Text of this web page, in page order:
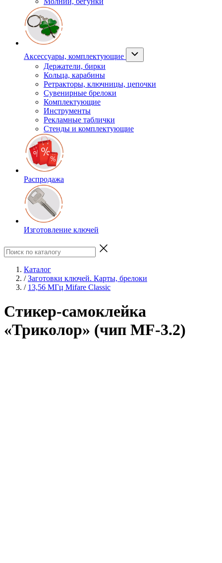
Аксессуары, комплектующие
Держатели, бирки
Кольца, карабины
Ретракторы, ключницы, цепочки
Сувенирные брелоки
Комплектующие
Инструменты
Рекламные таблички
Стенды и комплектующие
Распродажа
Изготовление ключей
Каталог
/ Заготовки ключей. Карты, брелоки
/ 13,56 МГц Mifare Classic
Стикер-самоклейка
«Триколор» (чип MF-3.2)